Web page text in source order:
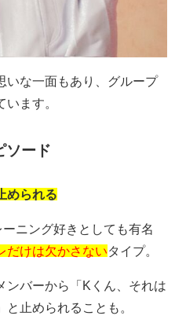
いな一面もあり、グループ
います。
ソード
められる
ニング好きとしても有名
だけは欠かさないタイプ。
ンバーから「Kくん、それは
止められることも。